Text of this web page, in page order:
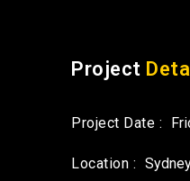
Project
Project Date :
Location :